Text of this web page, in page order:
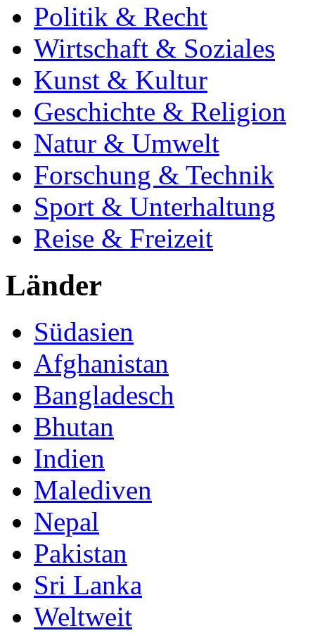
Politik & Recht
Wirtschaft & Soziales
Kunst & Kultur
Geschichte & Religion
Natur & Umwelt
Forschung & Technik
Sport & Unterhaltung
Reise & Freizeit
Länder
Südasien
Afghanistan
Bangladesch
Bhutan
Indien
Malediven
Nepal
Pakistan
Sri Lanka
Weltweit